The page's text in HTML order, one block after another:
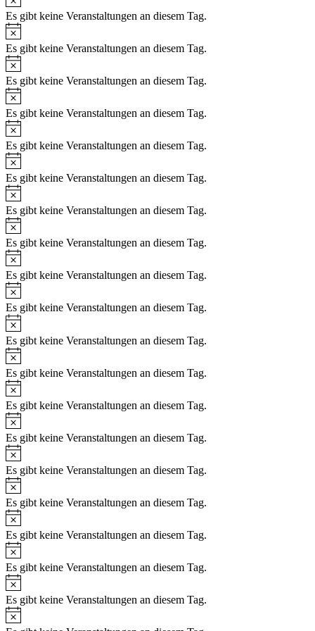
Es gibt keine Veranstaltungen an diesem Tag.
Hinweis
Es gibt keine Veranstaltungen an diesem Tag.
Hinweis
Es gibt keine Veranstaltungen an diesem Tag.
Hinweis
Es gibt keine Veranstaltungen an diesem Tag.
Hinweis
Es gibt keine Veranstaltungen an diesem Tag.
Hinweis
Es gibt keine Veranstaltungen an diesem Tag.
Hinweis
Es gibt keine Veranstaltungen an diesem Tag.
Hinweis
Es gibt keine Veranstaltungen an diesem Tag.
Hinweis
Es gibt keine Veranstaltungen an diesem Tag.
Hinweis
Es gibt keine Veranstaltungen an diesem Tag.
Hinweis
Es gibt keine Veranstaltungen an diesem Tag.
Hinweis
Es gibt keine Veranstaltungen an diesem Tag.
Hinweis
Es gibt keine Veranstaltungen an diesem Tag.
Hinweis
Es gibt keine Veranstaltungen an diesem Tag.
Hinweis
Es gibt keine Veranstaltungen an diesem Tag.
Hinweis
Es gibt keine Veranstaltungen an diesem Tag.
Hinweis
Es gibt keine Veranstaltungen an diesem Tag.
Hinweis
Es gibt keine Veranstaltungen an diesem Tag.
Hinweis
Es gibt keine Veranstaltungen an diesem Tag.
Hinweis